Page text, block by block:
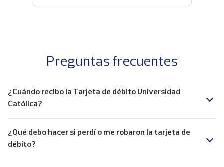
Preguntas frecuentes
¿Cuándo recibo la Tarjeta de débito Universidad
Católica?
¿Qué debo hacer si perdí o me robaron la tarjeta de
débito?